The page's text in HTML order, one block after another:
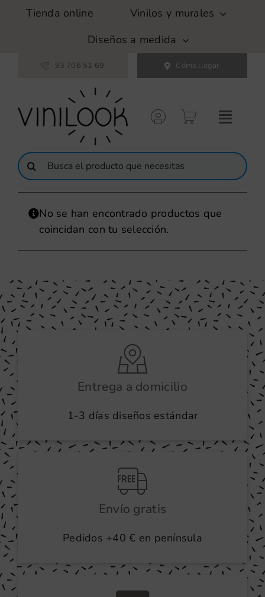
SaltarTienda online
Vinilos y murales
Diseños a medida
93 706 51 69 Cómo llegar
Buscar:
No se han encontrado productos que
coincidan con tu selección.
Entrega a domicilio
1-3 días diseños estándar
Envío gratis
Pedidos +40 € en península